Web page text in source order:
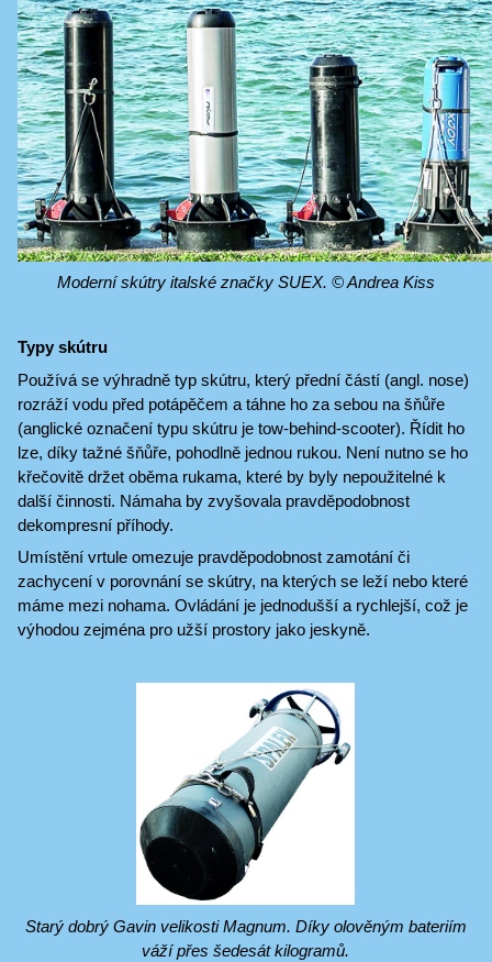
Moderní skútry italské značky SUEX. © Andrea Kiss
Typy skútru
Používá se výhradně typ skútru, který přední částí (angl. nose)
rozráží vodu před potápěčem a táhne ho za sebou na šňůře
(anglické označení typu skútru je tow-behind-scooter). Řídit ho
lze, díky tažné šňůře, pohodlně jednou rukou. Není nutno se ho
křečovitě držet oběma rukama, které by byly nepoužitelné k
další činnosti. Námaha by zvyšovala pravděpodobnost
dekompresní příhody.
Umístění vrtule omezuje pravděpodobnost zamotání či
zachycení v porovnání se skútry, na kterých se leží nebo které
máme mezi nohama. Ovládání je jednodušší a rychlejší, což je
výhodou zejména pro užší prostory jako jeskyně.
Starý dobrý Gavin velikosti Magnum. Díky olověným bateriím
váží přes šedesát kilogramů.